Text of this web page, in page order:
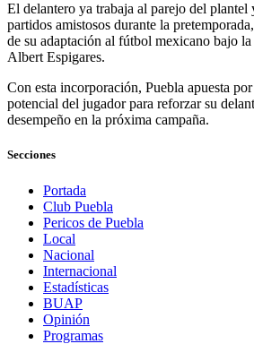
El delantero ya trabaja al parejo del
partidos amistosos durante la
de su adaptación al fútbol mexicano bajo
Albert Espigares.
Con esta incorporación, Puebla apuesta
potencial del jugador para reforzar su
desempeño en la próxima campaña.
Secciones
Portada
Club Puebla
Pericos de Puebla
Local
Nacional
Internacional
Estadísticas
BUAP
Opinión
Programas